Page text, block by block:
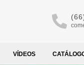
VÍDEOS